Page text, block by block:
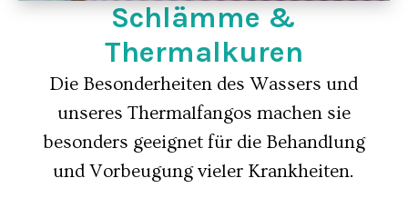
Schlämme &
Thermalkuren
Die Besonderheiten des Wassers und
unseres Thermalfangos machen sie
besonders geeignet für die Behandlung
und Vorbeugung vieler Krankheiten.